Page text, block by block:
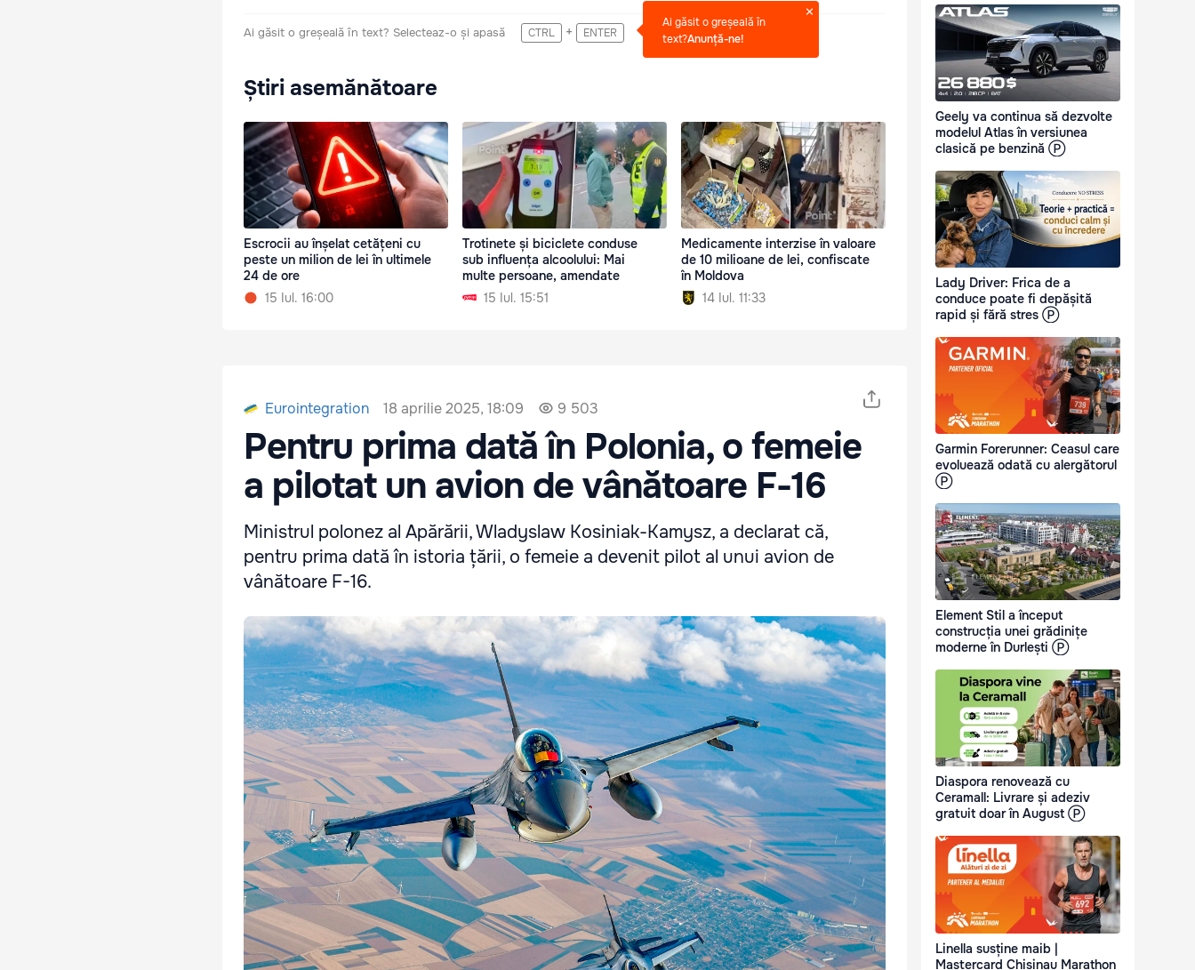
Ai găsit o greșeală în text? Selecteaz-o și apasă CTRL + ENTER
Ai găsit o greșeală în
text?Anunță-ne!
Știri asemănătoare
Escrocii au înșelat cetățeni cu
peste un milion de lei în ultimele
24 de ore
15 Iul. 16:00
Trotinete și biciclete conduse
sub influența alcoolului: Mai
multe persoane, amendate
15 Iul. 15:51
Medicamente interzise în valoare
de 10 milioane de lei, confiscate
în Moldova
14 Iul. 11:33
Eurointegration 18 aprilie 2025, 18:09 9 503
Pentru prima dată în Polonia, o femeie
a pilotat un avion de vânătoare F-16
Ministrul polonez al Apărării, Wladyslaw Kosiniak-Kamysz, a declarat că,
pentru prima dată în istoria țării, o femeie a devenit pilot al unui avion de
vânătoare F-16.
Geely va continua să dezvolte
modelul Atlas în versiunea
clasică pe benzină Ⓟ
Lady Driver: Frica de a
conduce poate fi depășită
rapid și fără stres Ⓟ
Garmin Forerunner: Ceasul care
evoluează odată cu alergătorul
Ⓟ
Element Stil a început
construcția unei grădinițe
moderne în Durlești Ⓟ
Diaspora renovează cu
Ceramall: Livrare și adeziv
gratuit doar în August Ⓟ
Linella susține maib |
Mastercard Chisinau Marathon